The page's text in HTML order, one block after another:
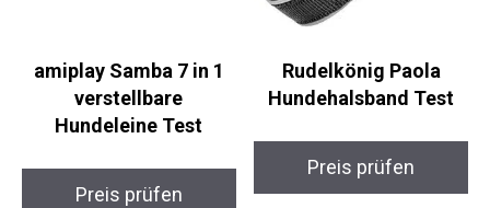
amiplay Samba 7 in 1
verstellbare
Hundeleine Test
Preis prüfen
Rudelkönig Paola
Hundehalsband Test
Preis prüfen